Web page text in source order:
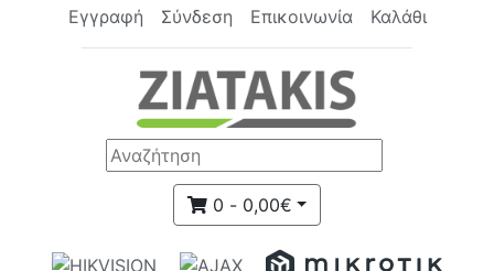
Εγγραφή Σύνδεση Επικοινωνία Καλάθι
0 - 0,00€